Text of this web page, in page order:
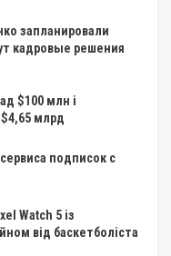
запланировали
кадровые решения
$100 млн і
млрд
подписок с
Watch 5 із
від баскетболіста